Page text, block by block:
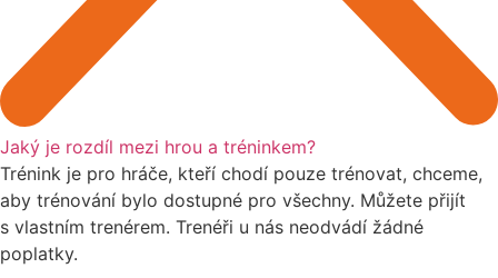
Jaký je rozdíl mezi hrou a tréninkem?
Trénink je pro hráče, kteří chodí pouze trénovat, chceme,
aby trénování bylo dostupné pro všechny. Můžete přijít
s vlastním trenérem. Trenéři u nás neodvádí žádné
poplatky.